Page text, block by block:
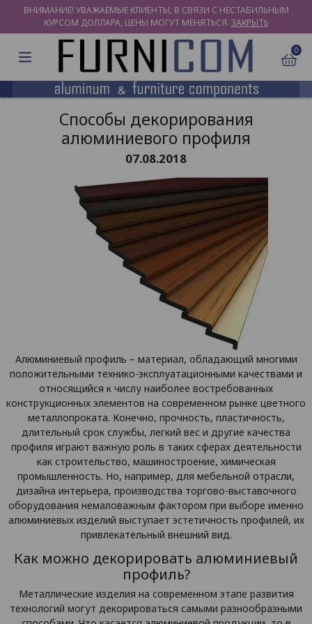
ВНИМАНИЕ! УВАЖАЕМЫЕ КЛИЕНТЫ, В СВЯЗИ С НЕСТАБИЛЬНЫМ
КУРСОМ ДОЛЛАРА, ЦЕНЫ МОГУТ МЕНЯТЬСЯ. ЗАКРЫТЬ
0
Способы декорирования
алюминиевого профиля
07.08.2018
Алюминиевый профиль – материал, обладающий многими
положительными технико-эксплуатационными качествами и
относящийся к числу наиболее востребованных
конструкционных элементов на современном рынке цветного
металлопроката. Конечно, прочность, пластичность,
длительный срок службы, легкий вес и другие качества
профиля играют важную роль в таких сферах деятельности
как строительство, машиностроение, химическая
промышленность. Но, например, для мебельной отрасли,
дизайна интерьера, производства торгово-выставочного
оборудования немаловажным фактором при выборе именно
алюминиевых изделий выступает эстетичность профилей, их
привлекательный внешний вид.
Как можно декорировать алюминиевый
профиль?
Металлические изделия на современном этапе развития
технологий могут декорироваться самыми разнообразными